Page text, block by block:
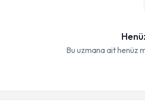
Bu uzmana ait henüz